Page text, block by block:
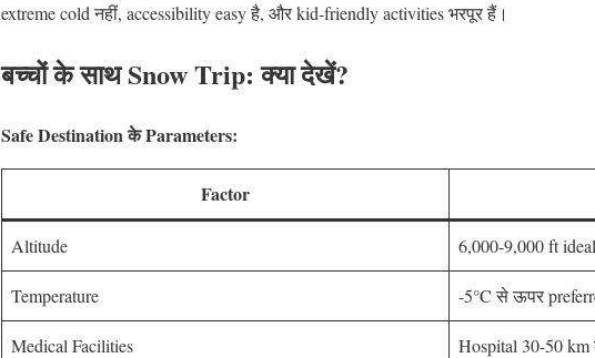
extreme cold नहीं, accessibility easy है, और kid-friendly activities भरपूर हैं।
बच्चों के साथ Snow Trip: क्या देखें?
Safe Destination के Parameters:
Factor
Altitude 6,000-9,000 ft
Temperature -5°C से ऊपर
Medical Facilities Hospital 30-50